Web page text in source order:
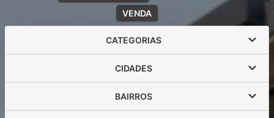
VENDA
CATEGORIAS
CIDADES
BAIRROS